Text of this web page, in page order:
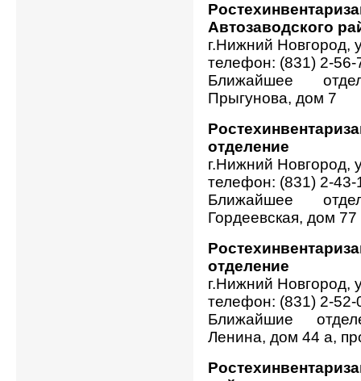
Автозаводского
г.Нижний Новгород,
телефон: (831) 2-56-
Ближайшее
Прыгунова, дом 7
отделение
г.Нижний Новгород,
телефон: (831) 2-43-
Ближайшее
Гордеевская, дом 77
отделение
г.Нижний Новгород,
телефон: (831) 2-52-
Ближайшие
Ленина, дом 44 а,